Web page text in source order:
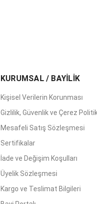
KURUMSAL / BAYİLİK
Kişisel Verilerin Korunması
Gizlilik, Güvenlik ve Çerez
Mesafeli Satış Sözleşmesi
Sertifikalar
İade ve Değişim Koşulları
Üyelik Sözleşmesi
Kargo ve Teslimat Bilgileri